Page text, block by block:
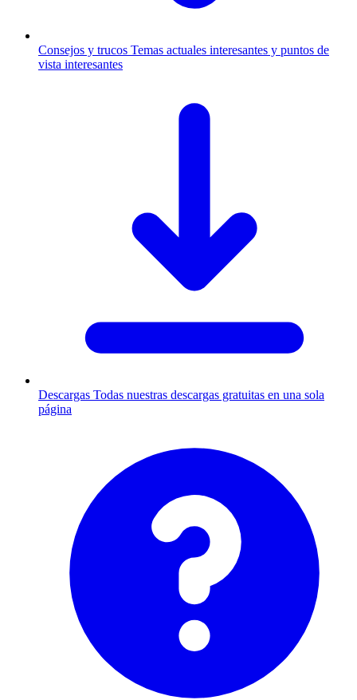
Consejos y trucos Temas actuales interesantes y puntos de
vista interesantes
Descargas Todas nuestras descargas gratuitas en una sola
página